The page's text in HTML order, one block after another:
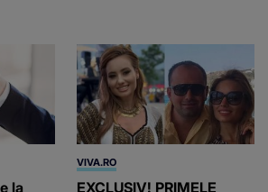
la
VIVA.RO
EXCLUSIV! PRIMELE